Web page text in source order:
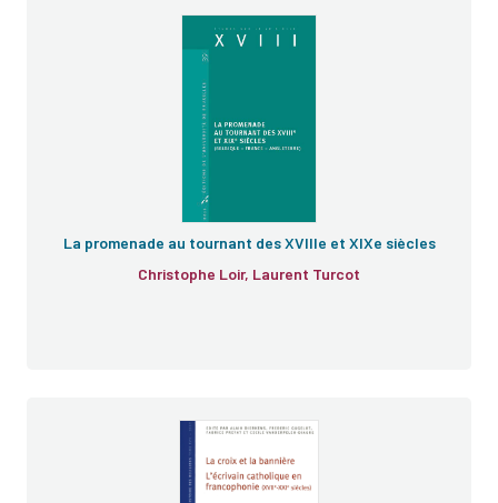
La promenade au tournant des XVIIIe et XIXe siècles
Christophe Loir, Laurent Turcot